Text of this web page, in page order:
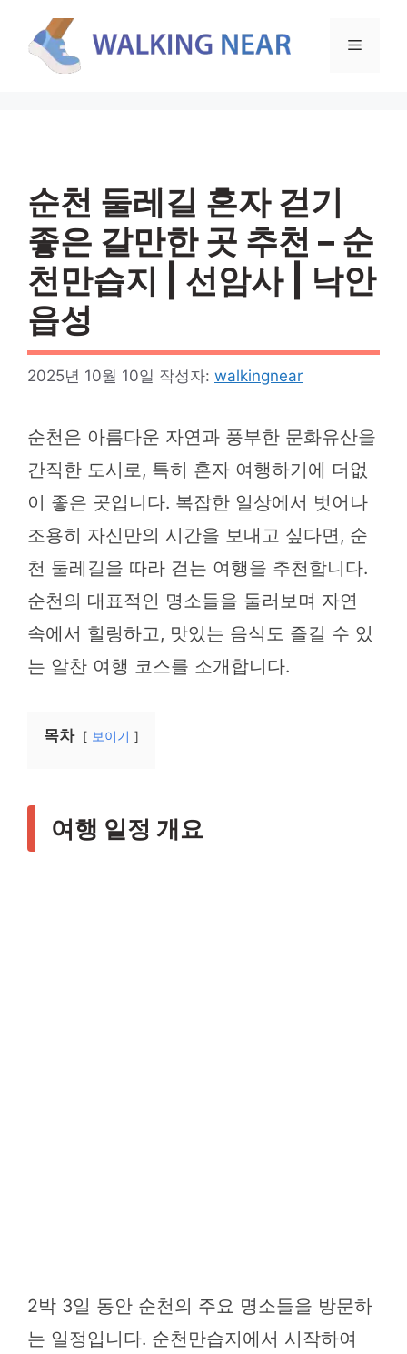
메
순천 둘레길 혼자 걷기
좋은 갈만한 곳 추천 – 순
천만습지 | 선암사 | 낙안
읍성
2025년 10월 10일 작성자: walkingnear
순천은 아름다운 자연과 풍부한 문화유산을
간직한 도시로, 특히 혼자 여행하기에 더없
이 좋은 곳입니다. 복잡한 일상에서 벗어나
조용히 자신만의 시간을 보내고 싶다면, 순
천 둘레길을 따라 걷는 여행을 추천합니다.
순천의 대표적인 명소들을 둘러보며 자연
속에서 힐링하고, 맛있는 음식도 즐길 수 있
는 알찬 여행 코스를 소개합니다.
목차 보이기
여행 일정 개요
2박 3일 동안 순천의 주요 명소들을 방문하
는 일정입니다. 순천만습지에서 시작하여